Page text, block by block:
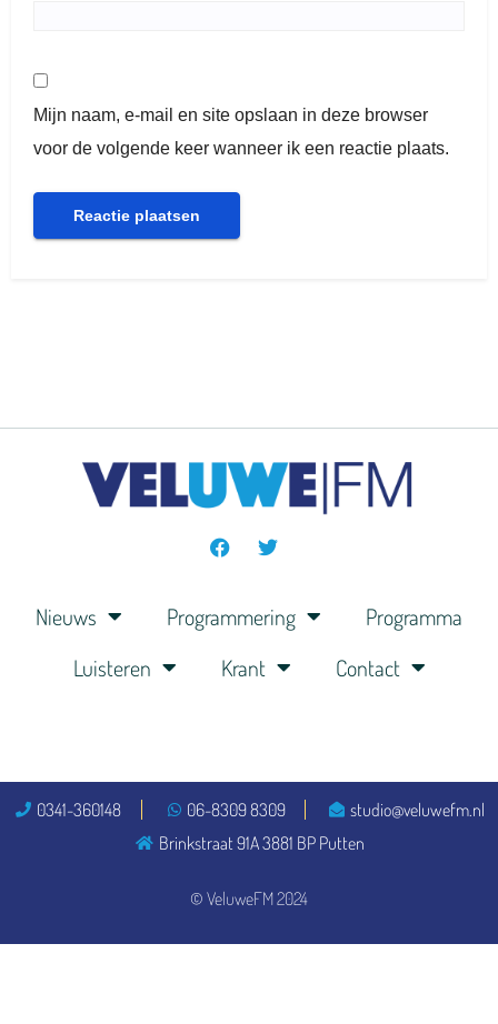
Mijn naam, e-mail en site opslaan in deze browser
voor de volgende keer wanneer ik een reactie plaats.
Nieuws Programmering
Programma
Luisteren
Krant Contact
© VeluweFM 2024
0341-360148 06-8309 8309
studio@veluwefm.nl
Brinkstraat 91A 3881 BP Putten